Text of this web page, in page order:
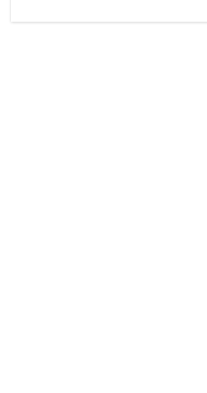
Der Weinbau dominert heute nicht mehr,